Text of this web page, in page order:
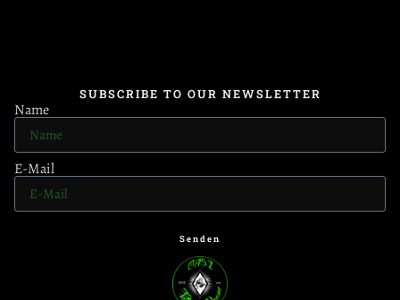
SUBSCRIBE TO OUR NEWSLETTER
Name
E-Mail
Senden